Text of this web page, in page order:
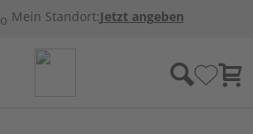
Mein Standort:Jetzt angeben